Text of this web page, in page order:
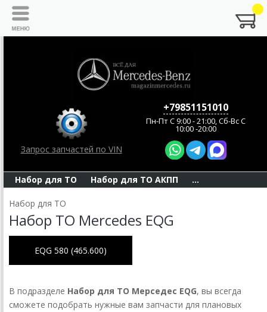
Запрос запчастей по VIN
+79851151010
Пн-Пт C 9:00 - 21:00, Сб-Вс С
10:00 -20:00
Набор для ТО Набор для ТО АКПП ...
Набор для ТО
Набор ТО Mercedes EQG
EQG 580 (465.600)
В подразделе Набор для ТО Мерседес EQG, вы всегда
сможете подобрать нужные вам запчасти для плановых